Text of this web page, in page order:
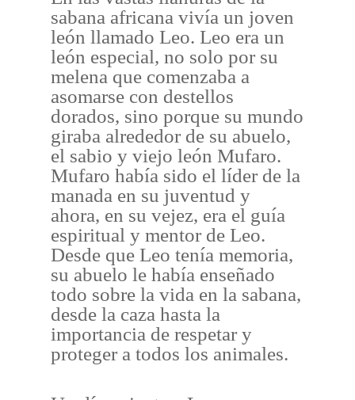
sabana africana vivía un joven
león llamado Leo. Leo era un
león especial, no solo por su
melena que comenzaba a
asomarse con destellos
dorados, sino porque su mundo
giraba alrededor de su abuelo,
el sabio y viejo león Mufaro.
Mufaro había sido el líder de la
manada en su juventud y
ahora, en su vejez, era el guía
espiritual y mentor de Leo.
Desde que Leo tenía memoria,
su abuelo le había enseñado
todo sobre la vida en la sabana,
desde la caza hasta la
importancia de respetar y
proteger a todos los animales.